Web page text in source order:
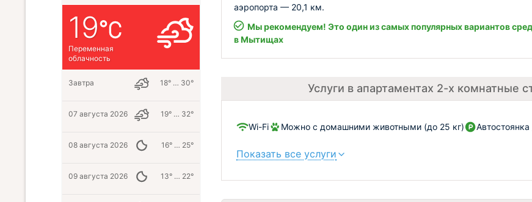
аэропорта — 20,1 км.
Мы рекомендуем! Это один из самых популярных вариантов
в Мытищах
Услуги в апартаментах 2-х комнатные
Wi-Fi Можно с домашними животными (до 25 кг)
Показать все услуги
19
Переменная
облачность
Завтра 18° … 30°
07 августа 2026 19° … 32°
08 августа 2026 16° … 25°
09 августа 2026 13° … 22°